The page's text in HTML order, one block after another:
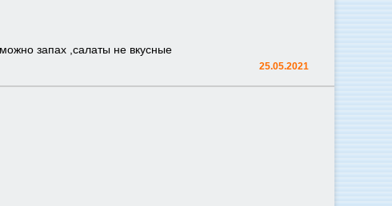
запах ,салаты не вкусные
25.05.2021